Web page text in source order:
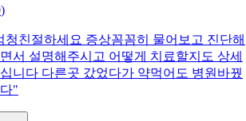
)
친절하세요 증상꼼꼼히 물어보고 진단해
서 설명해주시고 어떻게 치료할지도 상세
니다 다른곳 갔었다가 약먹어도 병원바꿨
"